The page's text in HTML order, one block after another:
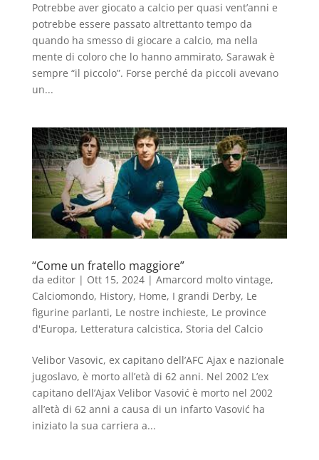
Potrebbe aver giocato a calcio per quasi vent’anni e
potrebbe essere passato altrettanto tempo da
quando ha smesso di giocare a calcio, ma nella
mente di coloro che lo hanno ammirato, Sarawak è
sempre “il piccolo”. Forse perché da piccoli avevano
un...
“Come un fratello maggiore”
da editor| Ott 15, 2024| Amarcord molto vintage,
Calciomondo, History, Home, I grandi Derby, Le
figurine parlanti, Le nostre inchieste, Le province
d'Europa, Letteratura calcistica, Storia del Calcio
Velibor Vasovic, ex capitano dell’AFC Ajax e nazionale
jugoslavo, è morto all’età di 62 anni. Nel 2002 L’ex
capitano dell’Ajax Velibor Vasović è morto nel 2002
all’età di 62 anni a causa di un infarto Vasović ha
iniziato la sua carriera a...